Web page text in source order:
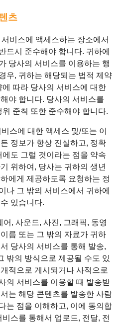
츠
비스에 액세스하는 장소에서
드시 준수해야 합니다. 귀하에
당사의 서비스를 이용하는 행
우, 귀하는 해당되는 법적 제약
따라 당사의 서비스에 대한
야 합니다. 당사의 서비스를
준칙 또한 준수해야 합니다.
스에 대한 액세스 및/또는 이
정보가 항상 진실하고, 정확
도 그럴 것이라는 점을 약속
위하여, 당사는 귀하의 생년
에게 제공하도록 요청하는 정
나 그 밖의 서비스에서 귀하에
있습니다.
, 사운드, 사진, 그래픽, 동영
름 또는 그 밖의 자료가 귀하
당사의 서비스를 통해 발송,
밖의 방식으로 제공될 수도 있
적으로 게시되거나 사적으로
의 서비스를 이용할 때 발송받
는 해당 콘텐츠를 발송한 사람
는 점을 이해하고, 이에 동의합
스를 통해서 업로드, 전달, 전